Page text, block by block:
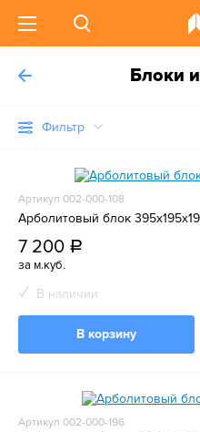
Блоки
Фильтр
Артикул 002-000-108
Арболитовый блок
7 200 a
за м.куб.
В наличии
В корзину
Артикул 002-000-196